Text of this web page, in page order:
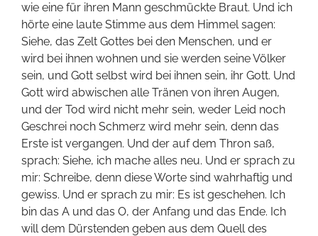
wie eine für ihren Mann geschmückte Braut. Und ich
hörte eine laute Stimme aus dem Himmel sagen:
Siehe, das Zelt Gottes bei den Menschen, und er
wird bei ihnen wohnen und sie werden seine Völker
sein, und Gott selbst wird bei ihnen sein, ihr Gott. Und
Gott wird abwischen alle Tränen von ihren Augen,
und der Tod wird nicht mehr sein, weder Leid noch
Geschrei noch Schmerz wird mehr sein, denn das
Erste ist vergangen. Und der auf dem Thron saß,
sprach: Siehe, ich mache alles neu. Und er sprach zu
mir: Schreibe, denn diese Worte sind wahrhaftig und
gewiss. Und er sprach zu mir: Es ist geschehen. Ich
bin das A und das O, der Anfang und das Ende. Ich
will dem Dürstenden geben aus dem Quell des